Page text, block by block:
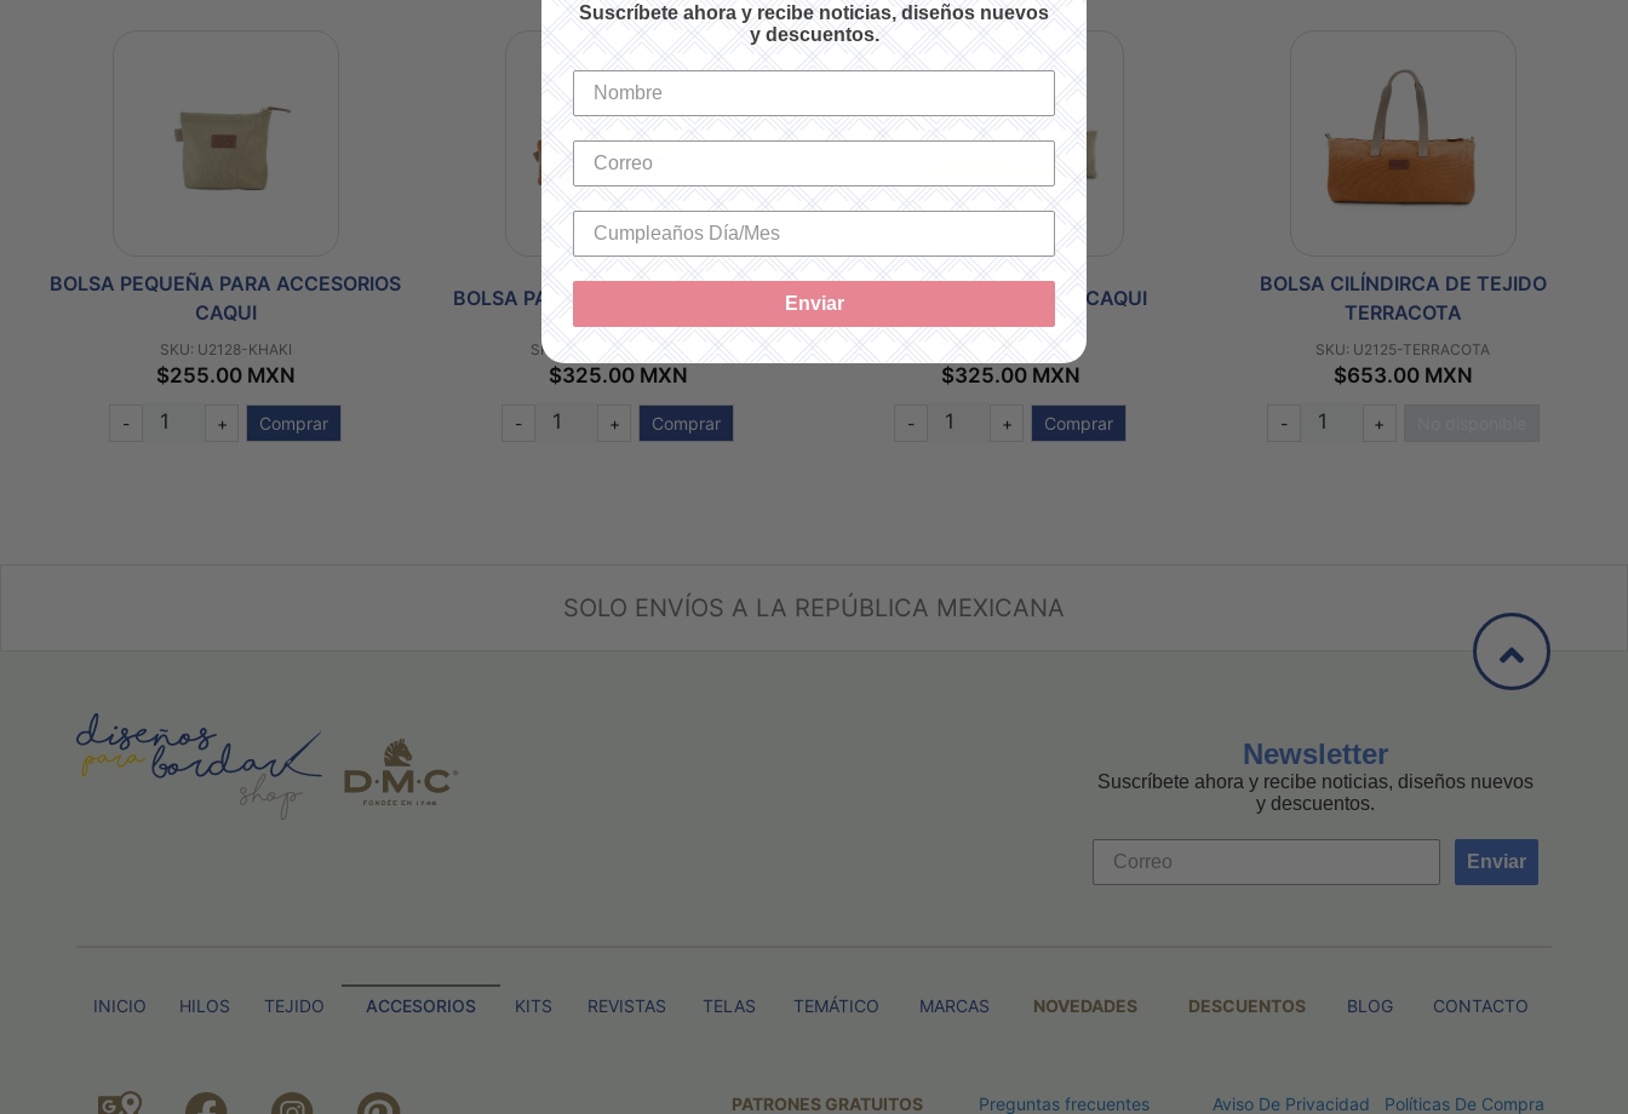
BOLSA PEQUEÑA PARA ACCESORIOS
CAQUI
SKU: U2128-KHAKI
$255.00 MXN
- + Comprar
BOLSA PARA AGUJAS TERRACOTA
SKU: U2126-TERRACOTA
$325.00 MXN
- + Comprar
BOLSA PARA AGUJAS CAQUI
SKU: U2126-KHAKI
$325.00 MXN
- + Comprar
BOLSA CILÍNDIRCA DE TEJIDO
TERRACOTA
SKU: U2125-TERRACOTA
$653.00 MXN
- +
SOLO ENVÍOS A LA REPÚBLICA MEXICANA
Newsletter
Suscríbete ahora y recibe noticias, diseños nuevos
y descuentos.
Enviar
INICIO HILOS TEJIDO ACCESORIOS KITS REVISTAS TELAS TEMÁTICO MARCAS NOVEDADES DESCUENTOS BLOG CONTACTO
PATRONES GRATUITOS Preguntas frecuentes Aviso De Privacidad Políticas De Compra
Suscríbete ahora y recibe noticias, diseños nuevos
y descuentos.
Enviar